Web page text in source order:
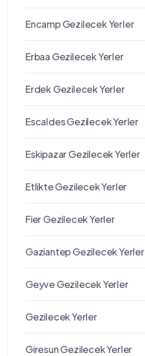
Encamp Gezilecek Yerler
Erbaa Gezilecek Yerler
Erdek Gezilecek Yerler
Escaldes Gezilecek Yerler
Eskipazar Gezilecek Yerler
Etlikte Gezilecek Yerler
Fier Gezilecek Yerler
Gaziantep Gezilecek Yerler
Geyve Gezilecek Yerler
Gezilecek Yerler
Giresun Gezilecek Yerler